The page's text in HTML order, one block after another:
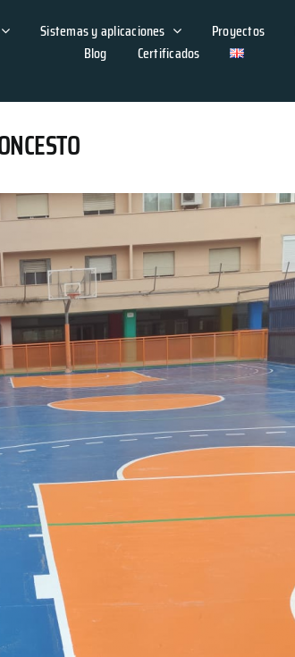
Sistemas y aplicaciones Proyectos
Blog
Certificados